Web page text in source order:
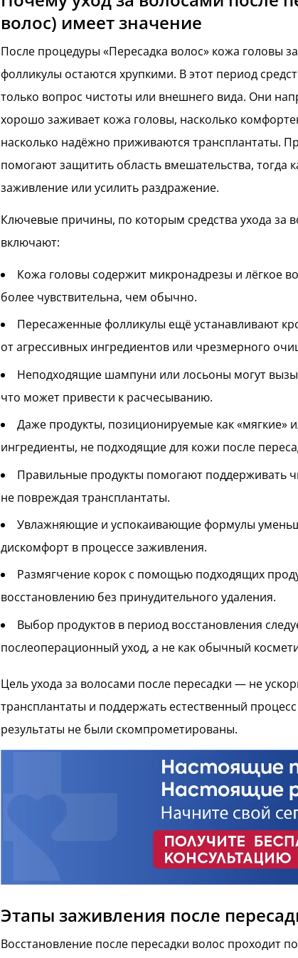
волос) имеет значение
После процедуры «Пересадка волос» кожа головы
фолликулы остаются хрупкими. В этот период
только вопрос чистоты или внешнего вида. Они
хорошо заживает кожа головы, насколько
насколько надёжно приживаются трансплантаты.
помогают защитить область вмешательства, тогда
заживление или усилить раздражение.
Ключевые причины, по которым средства ухода за
включают:
Кожа головы содержит микронадрезы и лёгкое
более чувствительна, чем обычно.
Пересаженные фолликулы ещё устанавливают
от агрессивных ингредиентов или чрезмерного
Неподходящие шампуни или лосьоны могут
что может привести к расчесыванию.
Даже продукты, позиционируемые как «мягкие»
ингредиенты, не подходящие для кожи после
Правильные продукты помогают поддерживать
не повреждая трансплантаты.
Увлажняющие и успокаивающие формулы
дискомфорт в процессе заживления.
Размягчение корок с помощью подходящих
восстановлению без принудительного удаления.
Выбор продуктов в период восстановления
послеоперационный уход, а не как обычный
Цель ухода за волосами после пересадки — не
трансплантаты и поддержать естественный
результаты не были скомпрометированы.
Этапы заживления после
Восстановление после пересадки волос проходит